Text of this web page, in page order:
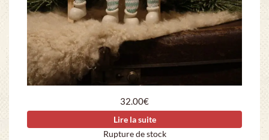
32.00€
Lire la suite
Rupture de stock